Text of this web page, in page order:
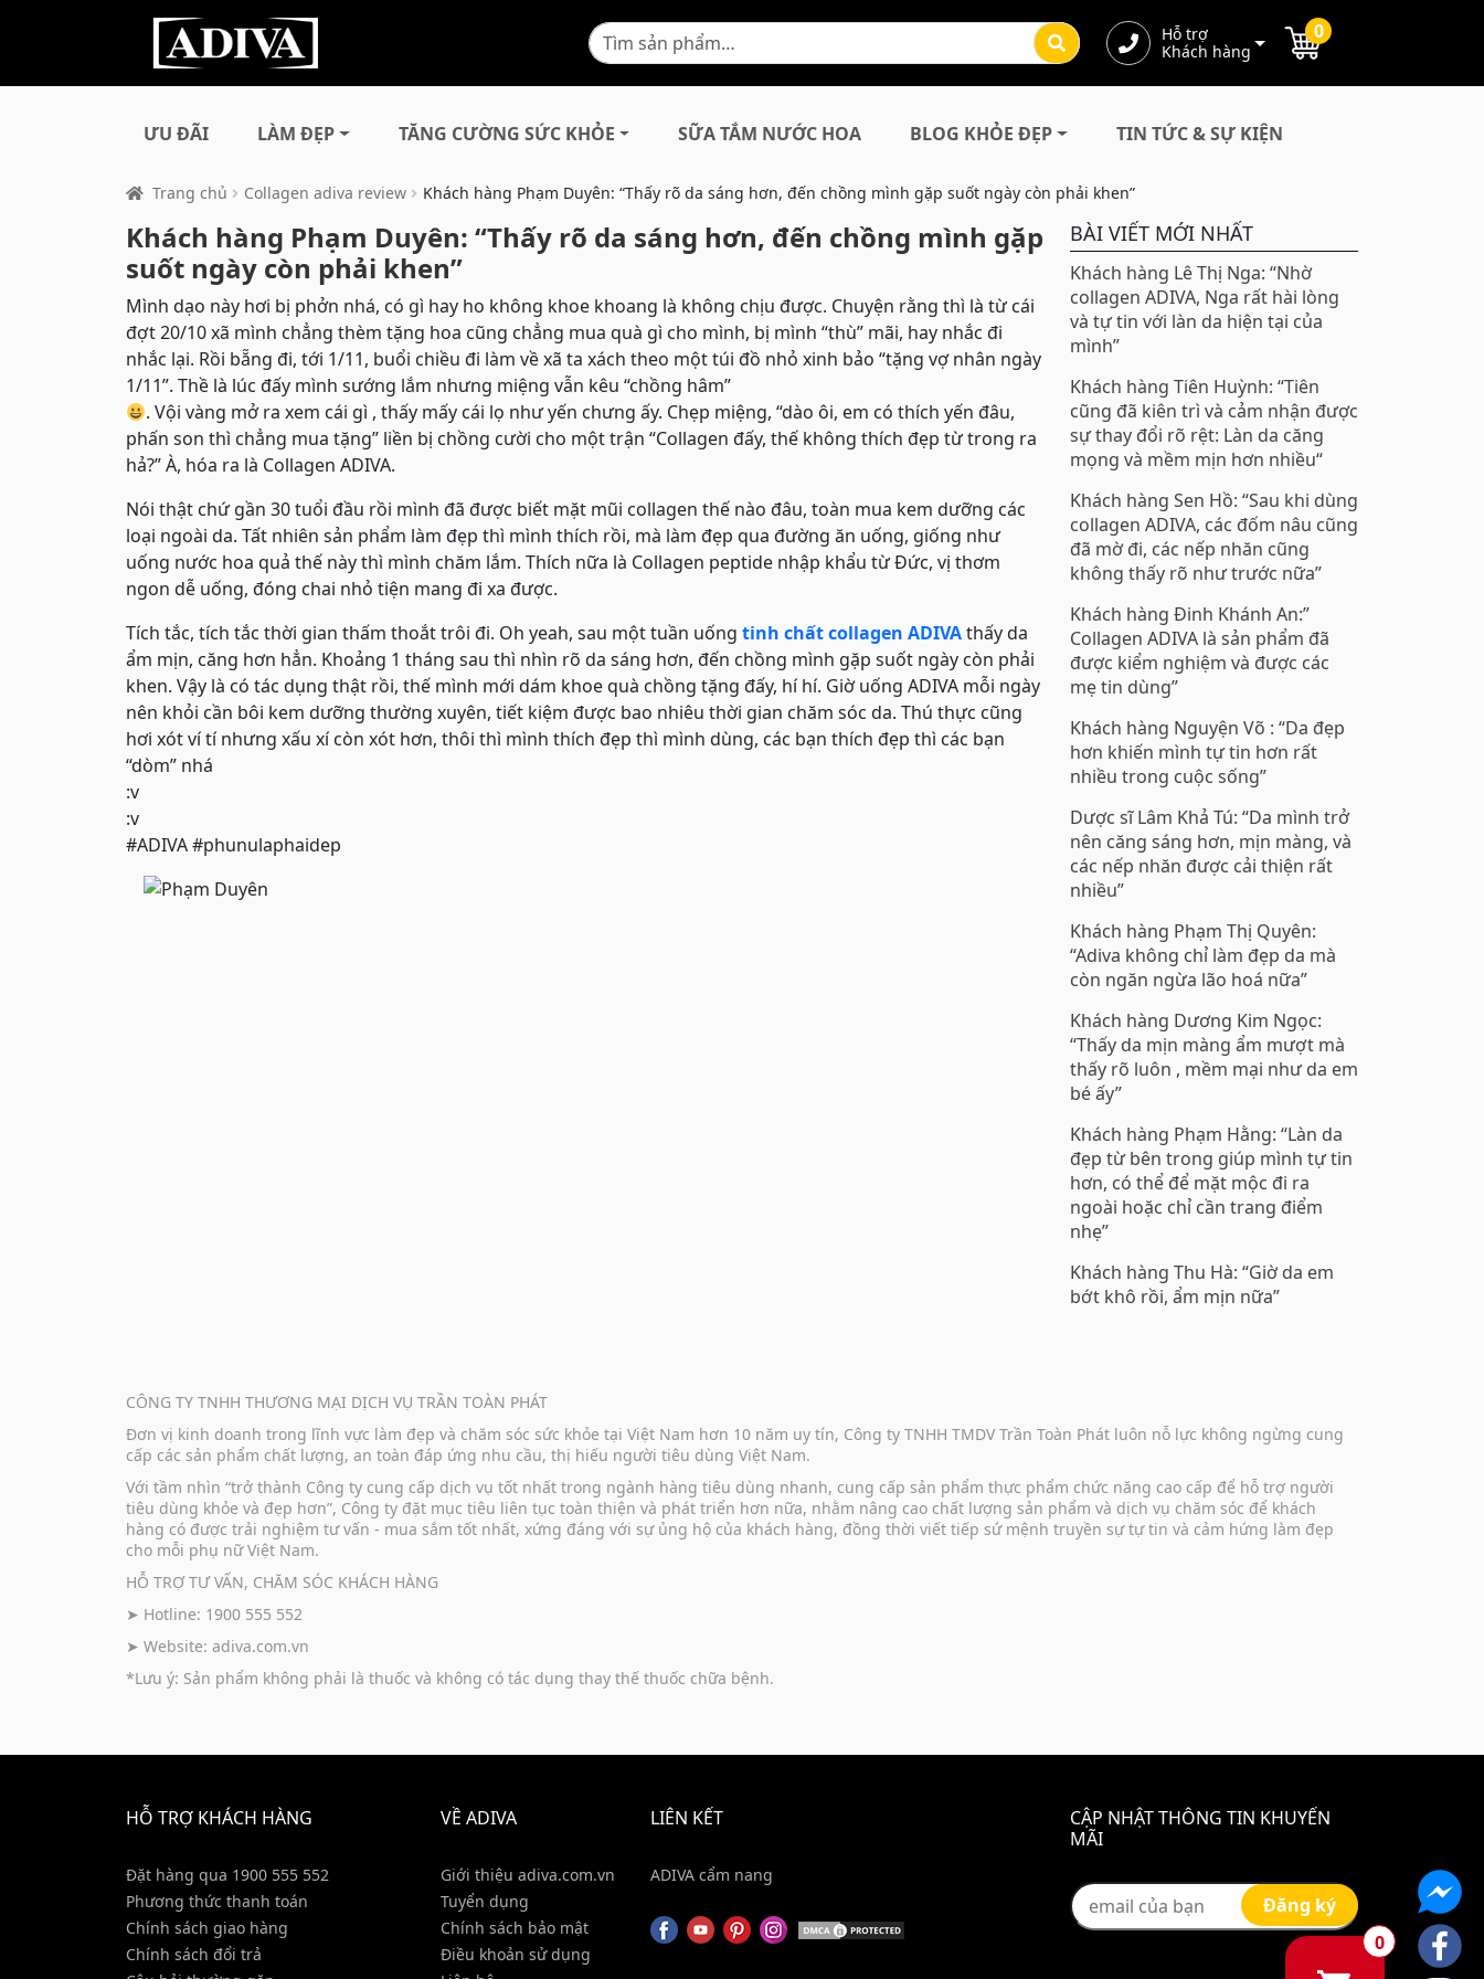
Hỗ trợ
Khách hàng
0
ƯU ĐÃI LÀM ĐẸP TĂNG CƯỜNG SỨC KHỎE SỮA TẮM NƯỚC HOA BLOG KHỎE ĐẸP TIN TỨC & SỰ KIỆN
Trang chủ Collagen adiva review Khách hàng Phạm Duyên: “Thấy rõ da sáng hơn, đến chồng mình gặp suốt ngày còn phải khen”
Khách hàng Phạm Duyên: “Thấy rõ da sáng hơn, đến chồng mình gặp
suốt ngày còn phải khen”
Mình dạo này hơi bị phởn nhá, có gì hay ho không khoe khoang là không chịu được. Chuyện rằng thì là từ cái
đợt 20/10 xã mình chẳng thèm tặng hoa cũng chẳng mua quà gì cho mình, bị mình “thù” mãi, hay nhắc đi
nhắc lại. Rồi bẵng đi, tới 1/11, buổi chiều đi làm về xã ta xách theo một túi đồ nhỏ xinh bảo “tặng vợ nhân ngày
1/11”. Thề là lúc đấy mình sướng lắm nhưng miệng vẫn kêu “chồng hâm”
. Vội vàng mở ra xem cái gì , thấy mấy cái lọ như yến chưng ấy. Chẹp miệng, “dào ôi, em có thích yến đâu,
phấn son thì chẳng mua tặng” liền bị chồng cười cho một trận “Collagen đấy, thế không thích đẹp từ trong ra
hả?” À, hóa ra là Collagen ADIVA.
Nói thật chứ gần 30 tuổi đầu rồi mình đã được biết mặt mũi collagen thế nào đâu, toàn mua kem dưỡng các
loại ngoài da. Tất nhiên sản phẩm làm đẹp thì mình thích rồi, mà làm đẹp qua đường ăn uống, giống như
uống nước hoa quả thế này thì mình chăm lắm. Thích nữa là Collagen peptide nhập khẩu từ Đức, vị thơm
ngon dễ uống, đóng chai nhỏ tiện mang đi xa được.
Tích tắc, tích tắc thời gian thấm thoắt trôi đi. Oh yeah, sau một tuần uống tinh chất collagen ADIVAthấy da
ẩm mịn, căng hơn hẳn. Khoảng 1 tháng sau thì nhìn rõ da sáng hơn, đến chồng mình gặp suốt ngày còn phải
khen. Vậy là có tác dụng thật rồi, thế mình mới dám khoe quà chồng tặng đấy, hí hí. Giờ uống ADIVA mỗi ngày
nên khỏi cần bôi kem dưỡng thường xuyên, tiết kiệm được bao nhiêu thời gian chăm sóc da. Thú thực cũng
hơi xót ví tí nhưng xấu xí còn xót hơn, thôi thì mình thích đẹp thì mình dùng, các bạn thích đẹp thì các bạn
“dòm” nhá
:v
:v
#ADIVA #phunulaphaidep
BÀI VIẾT MỚI NHẤT
Khách hàng Lê Thị Nga: “Nhờ
collagen ADIVA, Nga rất hài lòng
và tự tin với làn da hiện tại của
mình”
Khách hàng Tiên Huỳnh: “Tiên
cũng đã kiên trì và cảm nhận được
sự thay đổi rõ rệt: Làn da căng
mọng và mềm mịn hơn nhiều“
Khách hàng Sen Hồ: “Sau khi dùng
collagen ADIVA, các đốm nâu cũng
đã mờ đi, các nếp nhăn cũng
không thấy rõ như trước nữa”
Khách hàng Đinh Khánh An:”
Collagen ADIVA là sản phẩm đã
được kiểm nghiệm và được các
mẹ tin dùng”
Khách hàng Nguyện Võ : “Da đẹp
hơn khiến mình tự tin hơn rất
nhiều trong cuộc sống”
Dược sĩ Lâm Khả Tú: “Da mình trở
nên căng sáng hơn, mịn màng, và
các nếp nhăn được cải thiện rất
nhiều”
Khách hàng Phạm Thị Quyên:
“Adiva không chỉ làm đẹp da mà
còn ngăn ngừa lão hoá nữa”
Khách hàng Dương Kim Ngọc:
“Thấy da mịn màng ẩm mượt mà
thấy rõ luôn , mềm mại như da em
bé ấy”
Khách hàng Phạm Hằng: “Làn da
đẹp từ bên trong giúp mình tự tin
hơn, có thể để mặt mộc đi ra
ngoài hoặc chỉ cần trang điểm
nhẹ”
Khách hàng Thu Hà: “Giờ da em
bớt khô rồi, ẩm mịn nữa”
CÔNG TY TNHH THƯƠNG MẠI DỊCH VỤ TRẦN TOÀN PHÁT
Đơn vị kinh doanh trong lĩnh vực làm đẹp và chăm sóc sức khỏe tại Việt Nam hơn 10 năm uy tín, Công ty TNHH TMDV Trần Toàn Phát luôn nỗ lực không ngừng cung
cấp các sản phẩm chất lượng, an toàn đáp ứng nhu cầu, thị hiếu người tiêu dùng Việt Nam.
Với tầm nhìn “trở thành Công ty cung cấp dịch vụ tốt nhất trong ngành hàng tiêu dùng nhanh, cung cấp sản phẩm thực phẩm chức năng cao cấp để hỗ trợ người
tiêu dùng khỏe và đẹp hơn”, Công ty đặt mục tiêu liên tục toàn thiện và phát triển hơn nữa, nhằm nâng cao chất lượng sản phẩm và dịch vụ chăm sóc để khách
hàng có được trải nghiệm tư vấn - mua sắm tốt nhất, xứng đáng với sự ủng hộ của khách hàng, đồng thời viết tiếp sứ mệnh truyền sự tự tin và cảm hứng làm đẹp
cho mỗi phụ nữ Việt Nam.
HỖ TRỢ TƯ VẤN, CHĂM SÓC KHÁCH HÀNG
➤ Hotline: 1900 555 552
➤ Website: adiva.com.vn
*Lưu ý: Sản phẩm không phải là thuốc và không có tác dụng thay thế thuốc chữa bệnh.
HỖ TRỢ KHÁCH HÀNG
Đặt hàng qua 1900 555 552
Phương thức thanh toán
Chính sách giao hàng
Chính sách đổi trả
VỀ ADIVA
Giới thiệu adiva.com.vn
Tuyển dụng
Chính sách bảo mật
Điều khoản sử dụng
LIÊN KẾT
ADIVA cẩm nang
CẬP NHẬT THÔNG TIN KHUYẾN
MÃI
0